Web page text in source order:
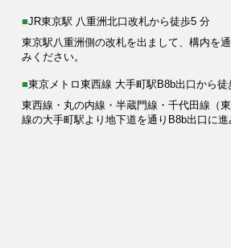
■JR東京駅 八重洲北口改札から徒歩5 分
東京駅八重洲側の改札を出まして、構内を
みください。
■東京メトロ東西線 大手町駅B8b出口から徒
東西線・丸の内線・半蔵門線・千代田線（
線の大手町駅より地下道を通りB8b出口に進